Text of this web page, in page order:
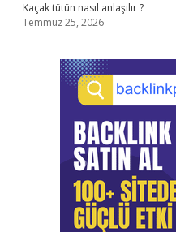
Kaçak tütün nasıl anlaşılır ?
Temmuz 25, 2026